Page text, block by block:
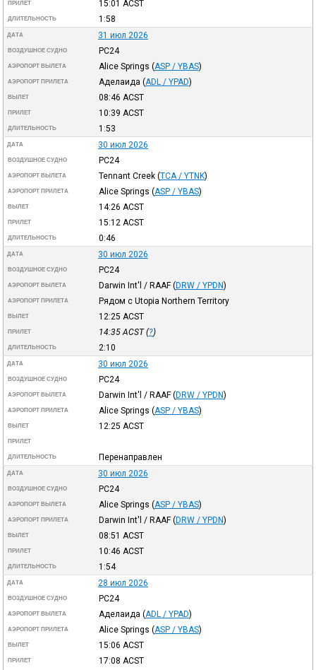
ПРИЛЕТ 15:01 ACST
ДЛИТЕЛЬНОСТЬ 1:58
ДАТА 31 июл 2026
ВОЗДУШНОЕ СУДНО PC24
АЭРОПОРТ ВЫЛЕТА Alice Springs (ASP / YBAS)
АЭРОПОРТ ПРИЛЕТА Аделаида (ADL / YPAD)
ВЫЛЕТ 08:46 ACST
ПРИЛЕТ 10:39 ACST
ДЛИТЕЛЬНОСТЬ 1:53
ДАТА 30 июл 2026
ВОЗДУШНОЕ СУДНО PC24
АЭРОПОРТ ВЫЛЕТА Tennant Creek (TCA / YTNK)
АЭРОПОРТ ПРИЛЕТА Alice Springs (ASP / YBAS)
ВЫЛЕТ 14:26 ACST
ПРИЛЕТ 15:12 ACST
ДЛИТЕЛЬНОСТЬ 0:46
ДАТА 30 июл 2026
ВОЗДУШНОЕ СУДНО PC24
АЭРОПОРТ ВЫЛЕТА Darwin Int'l / RAAF (DRW / YPDN)
АЭРОПОРТ ПРИЛЕТА Рядом с Utopia Northern Territory
ВЫЛЕТ 12:25 ACST
ПРИЛЕТ 14:35 ACST(?)
ДЛИТЕЛЬНОСТЬ 2:10
ДАТА 30 июл 2026
ВОЗДУШНОЕ СУДНО PC24
АЭРОПОРТ ВЫЛЕТА Darwin Int'l / RAAF (DRW / YPDN)
АЭРОПОРТ ПРИЛЕТА Alice Springs (ASP / YBAS)
ВЫЛЕТ 12:25 ACST
ПРИЛЕТ
ДЛИТЕЛЬНОСТЬ Перенаправлен
ДАТА 30 июл 2026
ВОЗДУШНОЕ СУДНО PC24
АЭРОПОРТ ВЫЛЕТА Alice Springs (ASP / YBAS)
АЭРОПОРТ ПРИЛЕТА Darwin Int'l / RAAF (DRW / YPDN)
ВЫЛЕТ 08:51 ACST
ПРИЛЕТ 10:46 ACST
ДЛИТЕЛЬНОСТЬ 1:54
ДАТА 28 июл 2026
ВОЗДУШНОЕ СУДНО PC24
АЭРОПОРТ ВЫЛЕТА Аделаида (ADL / YPAD)
АЭРОПОРТ ПРИЛЕТА Alice Springs (ASP / YBAS)
ВЫЛЕТ 15:06 ACST
ПРИЛЕТ 17:08 ACST